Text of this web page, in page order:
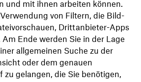
und mit ihnen arbeiten können.
von Filtern, die Bild-
Drittanbieter-Apps
Ende werden Sie in der Lage
allgemeinen Suche zu der
oder dem genauen
zu gelangen, die Sie benötigen,